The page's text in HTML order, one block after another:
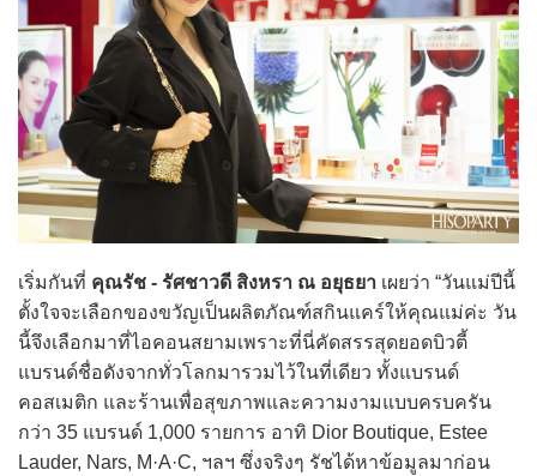
เริ่มกันที่ คุณรัช - รัศชาวดี สิงหรา ณ อยุธยา เผยว่า “วันแม่ปีนี้
ตั้งใจจะเลือกของขวัญเป็นผลิตภัณฑ์สกินแคร์ให้คุณแม่ค่ะ วัน
นี้จึงเลือกมาที่ไอคอนสยามเพราะที่นี่คัดสรรสุดยอดบิวตี้
แบรนด์ชื่อดังจากทั่วโลกมารวมไว้ในที่เดียว ทั้งแบรนด์
คอสเมติก และร้านเพื่อสุขภาพและความงามแบบครบครัน
กว่า 35 แบรนด์ 1,000 รายการ อาทิ Dior Boutique, Estee
Lauder, Nars, M·A·C, ฯลฯ ซึ่งจริงๆ รัชได้หาข้อมูลมาก่อน